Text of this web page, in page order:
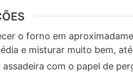
o forno em
e misturar muito bem,
assadeira com o papel de